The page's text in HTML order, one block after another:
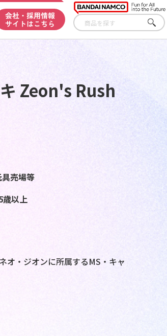
会社・採用情報
サイトはこちら
さが
す
Zeon's Rush
売場等
歳以上
オ・ジオンに所属するMS・キャ